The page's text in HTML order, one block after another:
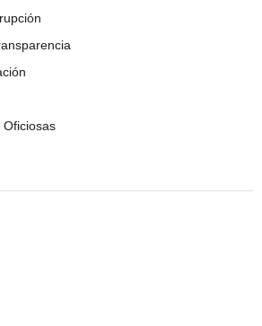
Oficiosas